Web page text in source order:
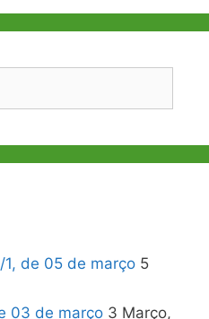
de 05 de março 5
03 de março 3 Março,